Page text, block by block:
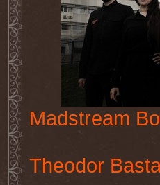
Madstream
Theodor